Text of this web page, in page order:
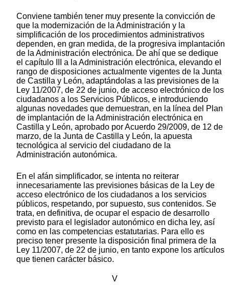
Conviene también tener muy presente la convicción de
que la modernización de la Administración y la
simplificación de los procedimientos administrativos
dependen, en gran medida, de la progresiva implantación
de la Administración electrónica. De ahí que se dedique
el capítulo III a la Administración electrónica, elevando el
rango de disposiciones actualmente vigentes de la Junta
de Castilla y León, adaptándolas a las previsiones de la
Ley 11/2007, de 22 de junio, de acceso electrónico de los
ciudadanos a los Servicios Públicos, e introduciendo
algunas novedades que demuestran, en la línea del Plan
de implantación de la Administración electrónica en
Castilla y León, aprobado por Acuerdo 29/2009, de 12 de
marzo, de la Junta de Castilla y León, la apuesta
tecnológica al servicio del ciudadano de la
Administración autonómica.
En el afán simplificador, se intenta no reiterar
innecesariamente las previsiones básicas de la Ley de
acceso electrónico de los ciudadanos a los servicios
públicos, respetando, por supuesto, sus contenidos. Se
trata, en definitiva, de ocupar el espacio de desarrollo
previsto para el legislador autonómico en dicha ley, así
como en las competencias estatutarias. Para ello es
preciso tener presente la disposición final primera de la
Ley 11/2007, de 22 de junio, en tanto expone los artículos
que tienen carácter básico.
V